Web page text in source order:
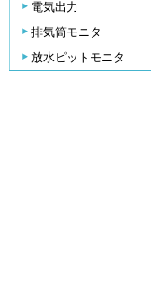
電気出力
排気筒モニタ
放水ピットモニタ